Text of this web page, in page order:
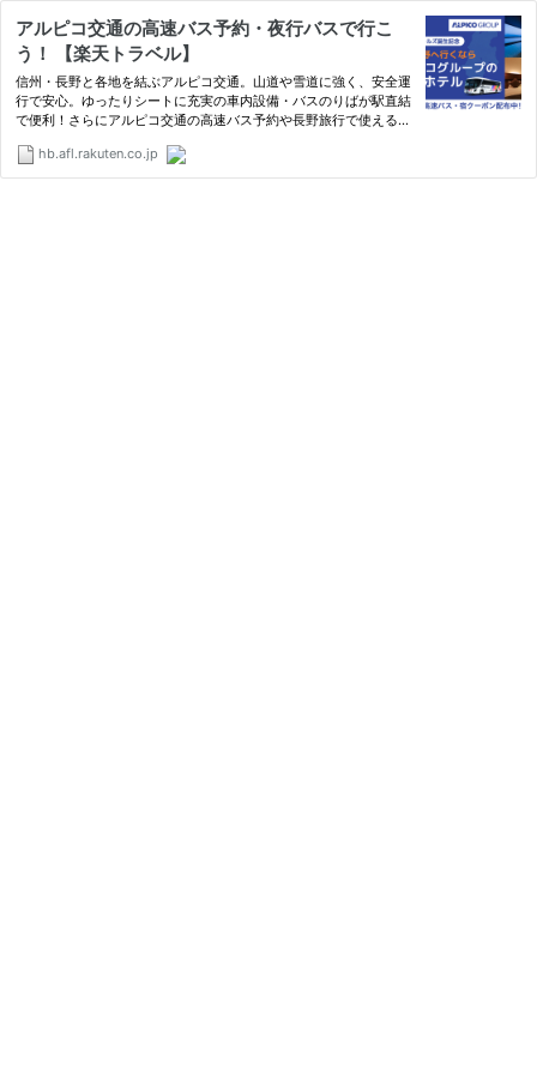
アルピコ交通の高速バス予約・夜行バスで行こ
う！ 【楽天トラベル】
信州・長野と各地を結ぶアルピコ交通。山道や雪道に強く、安全運
行で安心。ゆったりシートに充実の車内設備・バスのりばが駅直結
で便利！さらにアルピコ交通の高速バス予約や長野旅行で使えるク
hb.afl.rakuten.co.jp